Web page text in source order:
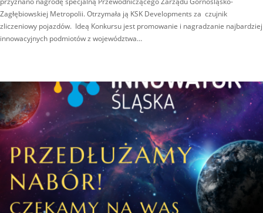
Zagłębiowskiej Metropolii. Otrzymała ją KSK Developments za czujnik
zliczeniowy pojazdów. Ideą Konkursu jest promowanie i nagradzanie najbardziej
innowacyjnych podmiotów z województwa…